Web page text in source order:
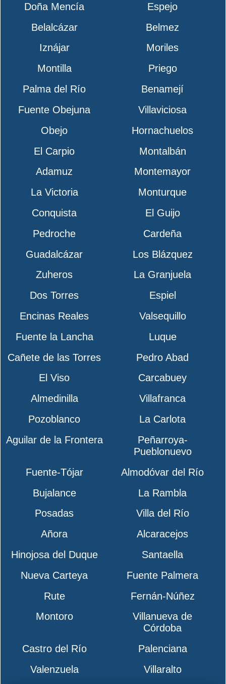
Doña Mencía
Espejo
Belalcázar
Belmez
Iznájar
Moriles
Montilla
Priego
Palma del Río
Benamejí
Fuente Obejuna
Villaviciosa
Obejo
Hornachuelos
El Carpio
Montalbán
Adamuz
Montemayor
La Victoria
Monturque
Conquista
El Guijo
Pedroche
Cardeña
Guadalcázar
Los Blázquez
Zuheros
La Granjuela
Dos Torres
Espiel
Encinas Reales
Valsequillo
Fuente la Lancha
Luque
Cañete de las Torres
Pedro Abad
El Viso
Carcabuey
Almedinilla
Villafranca
Pozoblanco
La Carlota
Aguilar de la Frontera
Peñarroya-
Pueblonuevo
Fuente-Tójar
Almodóvar del Río
Bujalance
La Rambla
Posadas
Villa del Río
Añora
Alcaracejos
Hinojosa del Duque
Santaella
Nueva Carteya
Fuente Palmera
Rute
Fernán-Núñez
Montoro
Villanueva de
Córdoba
Castro del Río
Palenciana
Valenzuela
Villaralto